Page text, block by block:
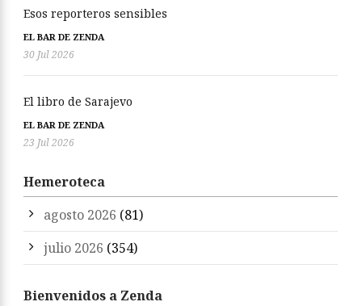
Esos reporteros sensibles
EL BAR DE ZENDA
30 Jul 2026
El libro de Sarajevo
EL BAR DE ZENDA
23 Jul 2026
Hemeroteca
agosto 2026 (81)
julio 2026 (354)
Bienvenidos a Zenda